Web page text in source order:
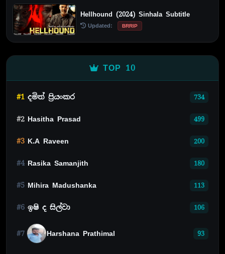
Hellhound (2024) Sinhala Subtitle
Updated: BRRIP
TOP 10
#1 දමිත් ප්‍රියංකර 734
#2 Hasitha Prasad 499
#3 K.A Raveen 200
#4 Rasika Samanjith 180
#5 Mihira Madushanka 113
#6 ඉෂි ද සිල්වා 106
#7 Harshana Prathimal 93